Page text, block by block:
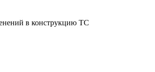
в конструкцию ТС